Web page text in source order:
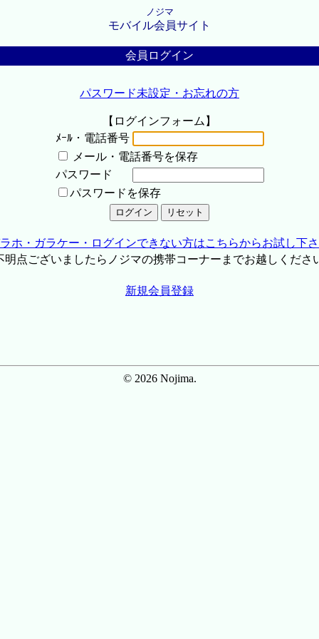
ノジマ
モバイル会員サイト
会員ログイン
パスワード未設定・お忘れの方
【ログインフォーム】
ﾒｰﾙ・電話番号
メール・電話番号を保存
パスワード
パスワードを保存
ホ・ガラケー・ログインできない方はこちらからお試し下
点ございましたらノジマの携帯コーナーまでお越しくださ
新規会員登録
© 2026 Nojima.